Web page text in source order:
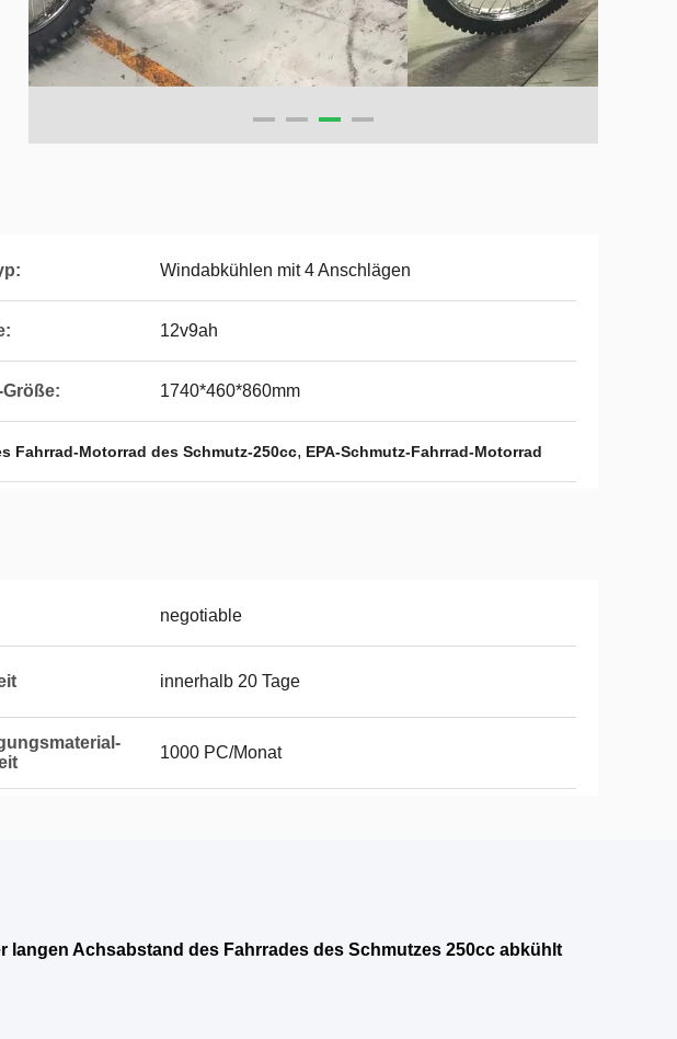
Windabkühlen mit 4 Anschlägen
12v9ah
1740*460*860mm
Fahrrad-Motorrad des Schmutz-250cc, EPA-Schmutz-Fahrrad-Motorrad
negotiable
innerhalb 20 Tage
1000 PC/Monat
langen Achsabstand des Fahrrades des Schmutzes 250cc abkühlt